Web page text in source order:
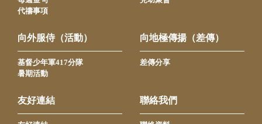
代禱事項
向外服侍（活動）
基督少年軍417分隊
暑期活動
向地極傳揚（差傳）
差傳分享
友好連結 聯絡我們